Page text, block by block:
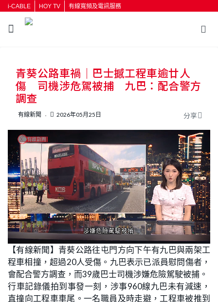
i-CABLE HOY TV 有線寬頻及電訊服務
按輸入鍵開始搜尋
青葵公路車禍｜巴士撼工程車逾廿人
傷 司機涉危駕被捕 九巴：配合警方
調查
有線新聞 2026年05月25日 分享
U
n
m
L
o
a
d
e
d
2
2
.
3
【有線新聞】青葵公路往屯門方向下午有九巴與兩架工
程車相撞，超過20人受傷。九巴表示已派員慰問傷者，
會配合警方調查，而39歲巴士司機涉嫌危險駕駛被捕。
行車記錄儀拍到事發一刻，涉事960線九巴未有減速，
直撞向工程車車尾。一名職員及時走避，工程車被推到